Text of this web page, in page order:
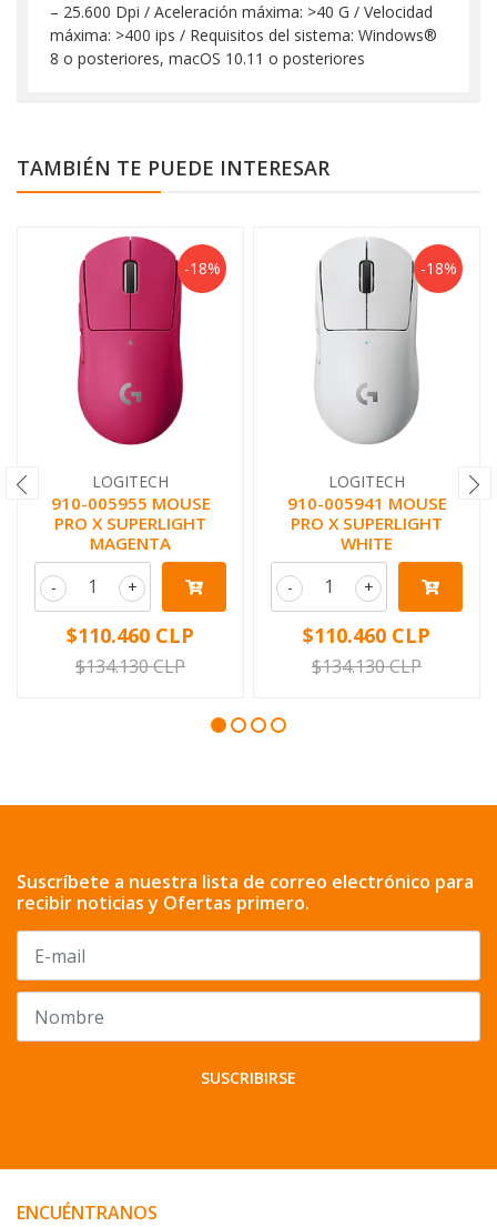
– 25.600 Dpi / Aceleración máxima: >40 G / Velocidad
máxima: >400 ips / Requisitos del sistema: Windows®
8 o posteriores, macOS 10.11 o posteriores
TAMBIÉN TE PUEDE INTERESAR
-18%
LOGITECH
910-005955 MOUSE
PRO X SUPERLIGHT
MAGENTA
+
-
$110.460 CLP
$134.130 CLP
-18%
LOGITECH
910-005941 MOUSE
PRO X SUPERLIGHT
WHITE
+
-
$110.460 CLP
$134.130 CLP
Suscríbete a nuestra lista de correo electrónico para
recibir noticias y Ofertas primero.
SUSCRIBIRSE
ENCUÉNTRANOS